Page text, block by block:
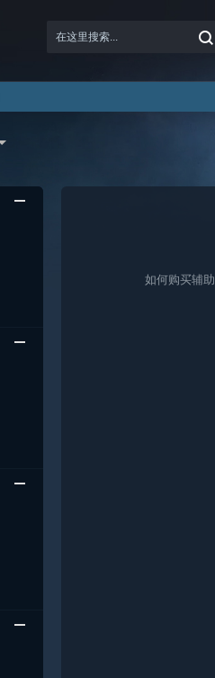
如何购买辅助